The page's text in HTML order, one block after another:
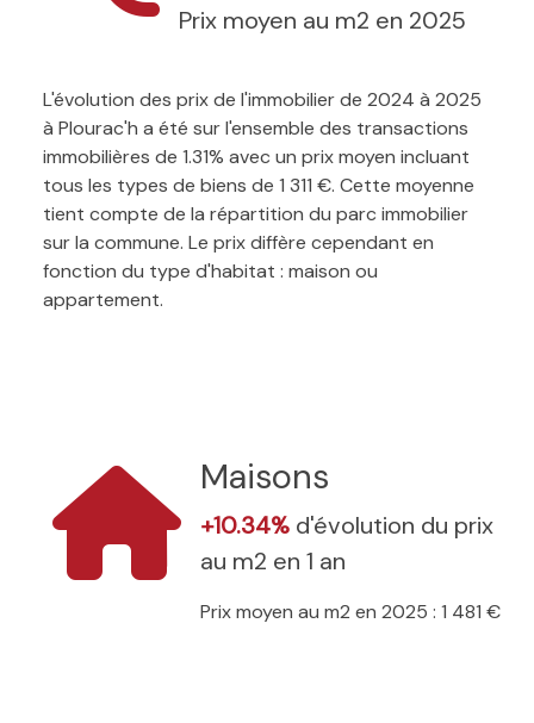
Prix moyen au m2 en 2025
L'évolution des prix de l'immobilier de 2024 à 2025
à Plourac'h a été sur l'ensemble des transactions
immobilières de 1.31% avec un prix moyen incluant
tous les types de biens de 1 311 €. Cette moyenne
tient compte de la répartition du parc immobilier
sur la commune. Le prix diffère cependant en
fonction du type d'habitat : maison ou
appartement.
Maisons
+10.34% d'évolution du prix
au m2 en 1 an
Prix moyen au m2 en 2025 : 1 481 €